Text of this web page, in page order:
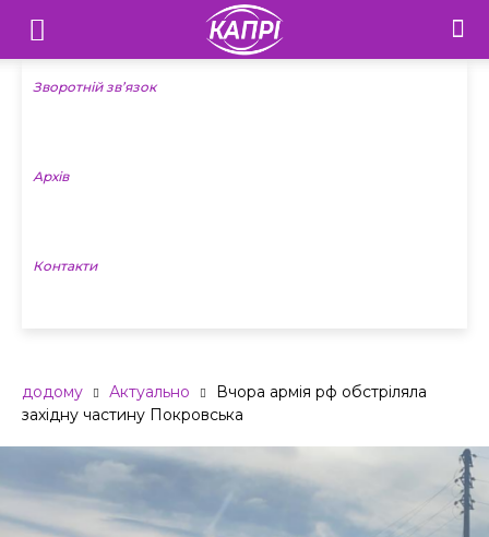
Телебачення
«Капрі»
Новини
Зворотній зв’язок
Архів
Контакти
додому Актуально
Вчора армія рф обстріляла
західну частину Покровська